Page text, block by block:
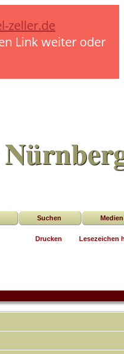
zeller.de
Link weiter oder
Suchen Medien
Drucken Lesezeichen